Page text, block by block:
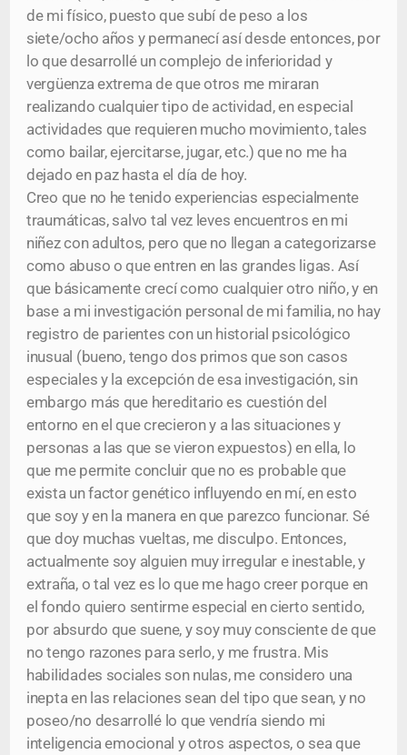
de mi físico, puesto que subí de peso a los
siete/ocho años y permanecí así desde entonces, por
lo que desarrollé un complejo de inferioridad y
vergüenza extrema de que otros me miraran
realizando cualquier tipo de actividad, en especial
actividades que requieren mucho movimiento, tales
como bailar, ejercitarse, jugar, etc.) que no me ha
dejado en paz hasta el día de hoy.
Creo que no he tenido experiencias especialmente
traumáticas, salvo tal vez leves encuentros en mi
niñez con adultos, pero que no llegan a categorizarse
como abuso o que entren en las grandes ligas. Así
que básicamente crecí como cualquier otro niño, y en
base a mi investigación personal de mi familia, no hay
registro de parientes con un historial psicológico
inusual (bueno, tengo dos primos que son casos
especiales y la excepción de esa investigación, sin
embargo más que hereditario es cuestión del
entorno en el que crecieron y a las situaciones y
personas a las que se vieron expuestos) en ella, lo
que me permite concluir que no es probable que
exista un factor genético influyendo en mí, en esto
que soy y en la manera en que parezco funcionar. Sé
que doy muchas vueltas, me disculpo. Entonces,
actualmente soy alguien muy irregular e inestable, y
extraña, o tal vez es lo que me hago creer porque en
el fondo quiero sentirme especial en cierto sentido,
por absurdo que suene, y soy muy consciente de que
no tengo razones para serlo, y me frustra. Mis
habilidades sociales son nulas, me considero una
inepta en las relaciones sean del tipo que sean, y no
poseo/no desarrollé lo que vendría siendo mi
inteligencia emocional y otros aspectos, o sea que